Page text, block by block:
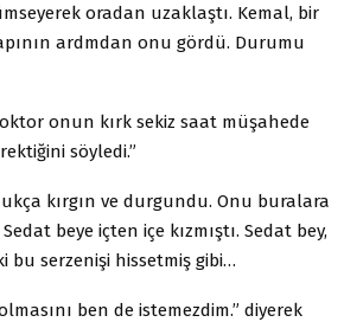
oradan uzaklaştı. Kemal, bir
ardmdan onu gördü. Durumu
onun kırk sekiz saat müşahede
söyledi.”
kırgın ve durgundu. Onu buralara
beye içten içe kızmıştı. Sedat bey,
bu serzenişi hissetmiş gibi…
ben de istemezdim.” diyerek